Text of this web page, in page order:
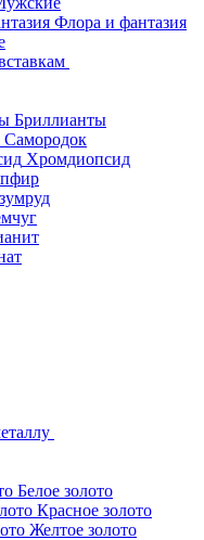
Флора и фантазия
Бриллианты
Самородок
Хромдиопсид
Белое золото
Красное золото
Желтое золото